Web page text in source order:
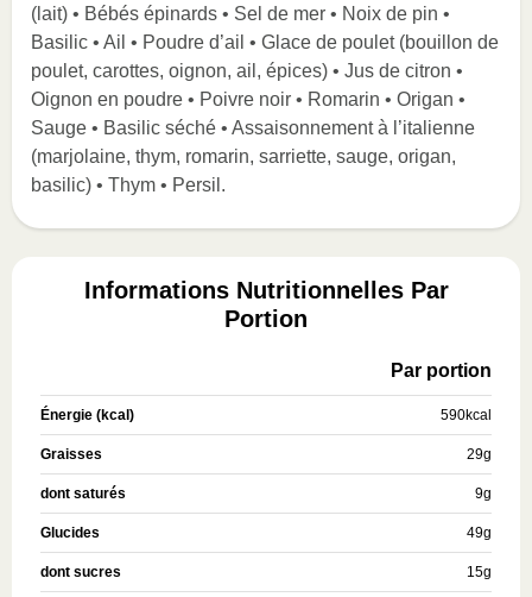
(lait) • Bébés épinards • Sel de mer • Noix de pin •
Basilic • Ail • Poudre d’ail • Glace de poulet (bouillon de
poulet, carottes, oignon, ail, épices) • Jus de citron •
Oignon en poudre • Poivre noir • Romarin • Origan •
Sauge • Basilic séché • Assaisonnement à l’italienne
(marjolaine, thym, romarin, sarriette, sauge, origan,
basilic) • Thym • Persil.
Informations Nutritionnelles Par
Portion
Par portion
Énergie (kcal) 590kcal
Graisses 29g
dont saturés 9g
Glucides 49g
dont sucres 15g